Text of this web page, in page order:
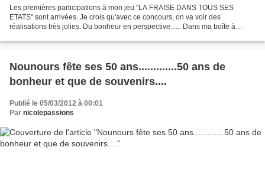
Les premières participations à mon jeu "LA FRAISE DANS TOUS SES
ETATS" sont arrivées. Je crois qu'avec ce concours, on va voir des
réalisations très jolies. Du bonheur en perspective...... Dans ma boîte à
Nounours fête ses 50 ans.............50 ans de
bonheur et que de souvenirs....
Publié le 05/03/2012 à 00:01
Par nicolepassions